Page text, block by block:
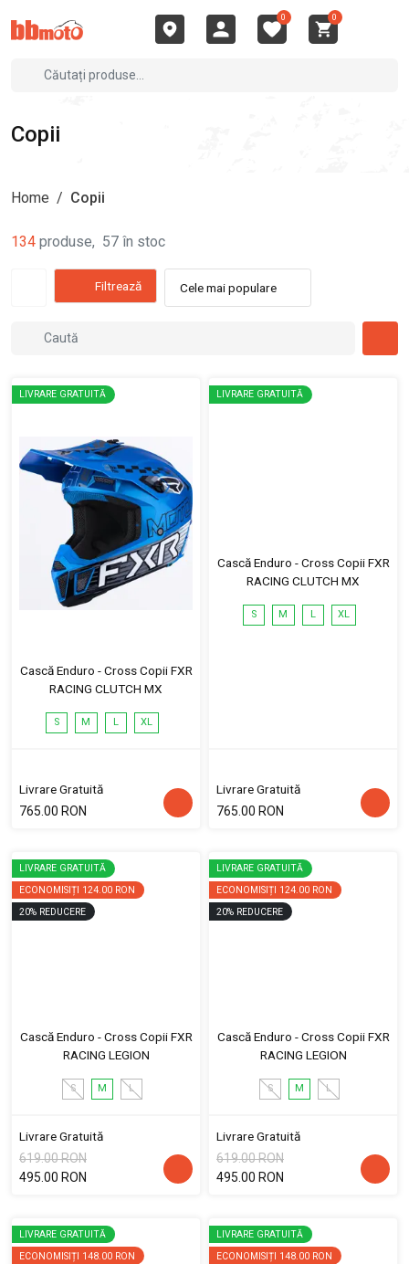
0 0
Copii
Home / Copii
134 produse, 57 în stoc
Filtrează Cele mai populare
LIVRARE GRATUITĂ
Cască Enduro - Cross Copii FXR
RACING CLUTCH MX
S M L XL
Livrare Gratuită
765.00 RON
LIVRARE GRATUITĂ
Cască Enduro - Cross Copii FXR
RACING CLUTCH MX
S M L XL
Livrare Gratuită
765.00 RON
LIVRARE GRATUITĂ
ECONOMISIȚI 124.00 RON
20% REDUCERE
Cască Enduro - Cross Copii FXR
RACING LEGION
S M L
Livrare Gratuită
619.00 RON
495.00 RON
LIVRARE GRATUITĂ
ECONOMISIȚI 124.00 RON
20% REDUCERE
Cască Enduro - Cross Copii FXR
RACING LEGION
S M L
Livrare Gratuită
619.00 RON
495.00 RON
LIVRARE GRATUITĂ
ECONOMISIȚI 148.00 RON
LIVRARE GRATUITĂ
ECONOMISIȚI 148.00 RON